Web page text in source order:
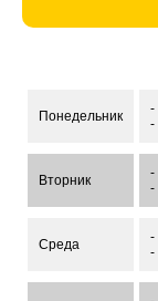
Понедельник
-
-
Вторник
-
-
Среда
-
-